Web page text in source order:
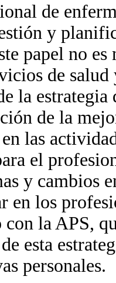
de
y
papel no
de
la estrategia
de la
las
el
y cambios
en los
con la APS,
esta
personales.